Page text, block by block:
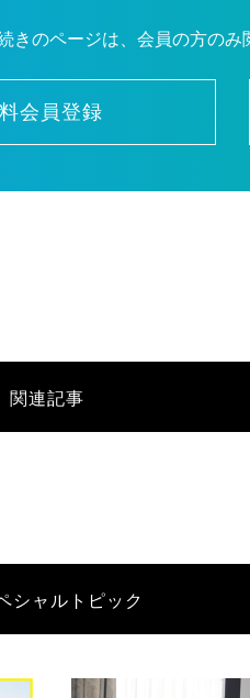
きのページは、会員の方のみ
会員登録
関連記事
シャルトピック